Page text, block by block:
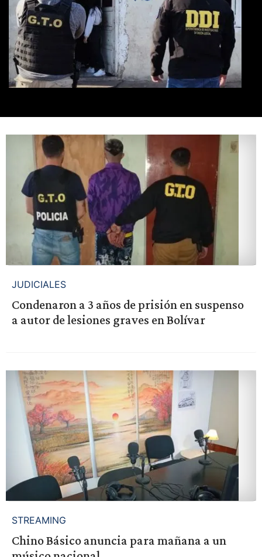
JUDICIALES
Condenaron a 3 años de prisión en suspenso
a autor de lesiones graves en Bolívar
STREAMING
Chino Básico anuncia para mañana a un